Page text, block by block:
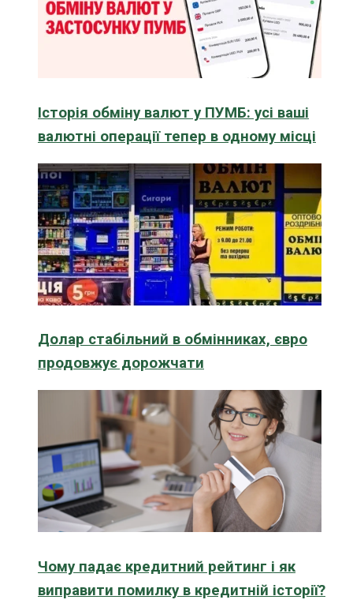
Історія обміну валют у ПУМБ: усі ваші
валютні операції тепер в одному місці
Долар стабільний в обмінниках, євро
продовжує дорожчати
Чому падає кредитний рейтинг і як
виправити помилку в кредитній історії?